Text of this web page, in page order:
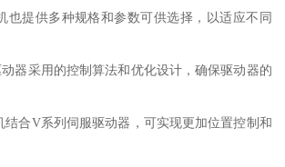
也提供多种规格和参数可供选择，以适应不同
器采用的控制算法和优化设计，确保驱动器的
结合V系列伺服驱动器，可实现更加位置控制和